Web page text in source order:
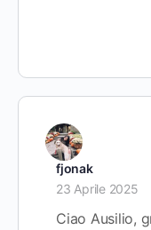
fjonak
23 Aprile 2025
Ciao Ausilio,